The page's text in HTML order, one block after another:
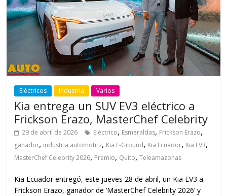
Eléctricos Industria Varios
Kia entrega un SUV EV3 eléctrico a
Frickson Erazo, MasterChef Celebrity
29 de abril de 2026 Eléctrico, Esmeraldas, Frickson Erazo,
ganador, industria automotriz, Kia E-Ground, Kia Ecuador, Kia EV3,
MasterChef Celebrity 2026, Premio, Quito,Teleamazonas
Kia Ecuador entregó, este jueves 28 de abril, un Kia EV3 a
Frickson Erazo, ganador de ‘MasterChef Celebrity 2026’ y